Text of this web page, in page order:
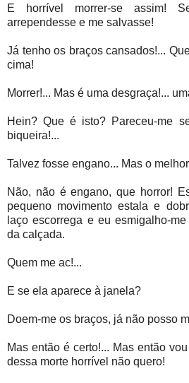
E horrível morrer-se assim!
arrependesse e me salvasse!
Já tenho os braços cansados!...
cima!
Morrer!... Mas é uma desgraça!...
Hein? Que é isto? Pareceu-me
biqueira!...
Talvez fosse engano... Mas o
Não, não é engano, que horror!
pequeno movimento estala e
laço escorrega e eu esmigalho-
da calçada.
Quem me ac!...
E se ela aparece à janela?
Doem-me os braços, já não posso
Mas então é certo!... Mas então
dessa morte horrível não quero!